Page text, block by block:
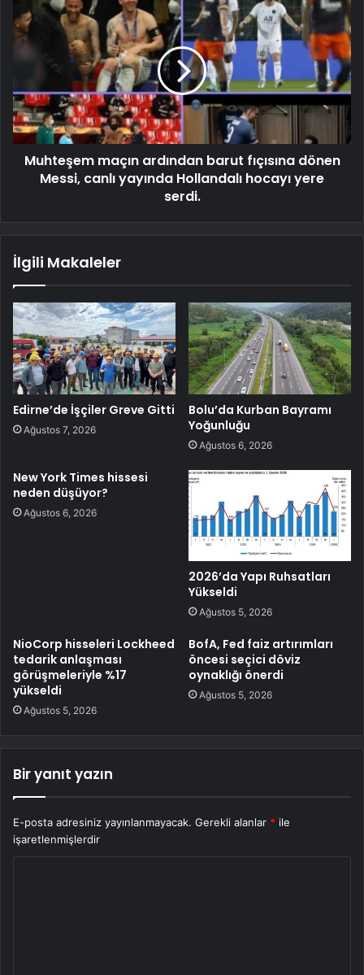
Muhteşem maçın ardından barut fıçısına dönen
Messi, canlı yayında Hollandalı hocayı yere
serdi.
İlgili Makaleler
Edirne’de İşçiler Greve Gitti
Ağustos 7, 2026
Bolu’da Kurban Bayramı
Yoğunluğu
Ağustos 6, 2026
New York Times hissesi
neden düşüyor?
Ağustos 6, 2026
2026’da Yapı Ruhsatları
Yükseldi
Ağustos 5, 2026
NioCorp hisseleri Lockheed
tedarik anlaşması
görüşmeleriyle %17
yükseldi
Ağustos 5, 2026
BofA, Fed faiz artırımları
öncesi seçici döviz
oynaklığı önerdi
Ağustos 5, 2026
Bir yanıt yazın
E-posta adresiniz yayınlanmayacak. Gerekli alanlar * ile
işaretlenmişlerdir